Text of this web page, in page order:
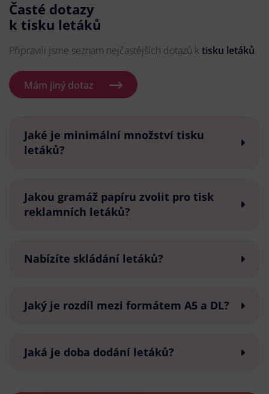
Časté dotazy
k tisku letáků
Připravili jsme seznam nejčastějších dotazů k tisku letáků.
Mám jiný dotaz
Jaké je minimální množství tisku
letáků?
Jakou gramáž papíru zvolit pro tisk
reklamních letáků?
Nabízíte skládání letáků?
Jaký je rozdíl mezi formátem A5 a DL?
Jaká je doba dodání letáků?